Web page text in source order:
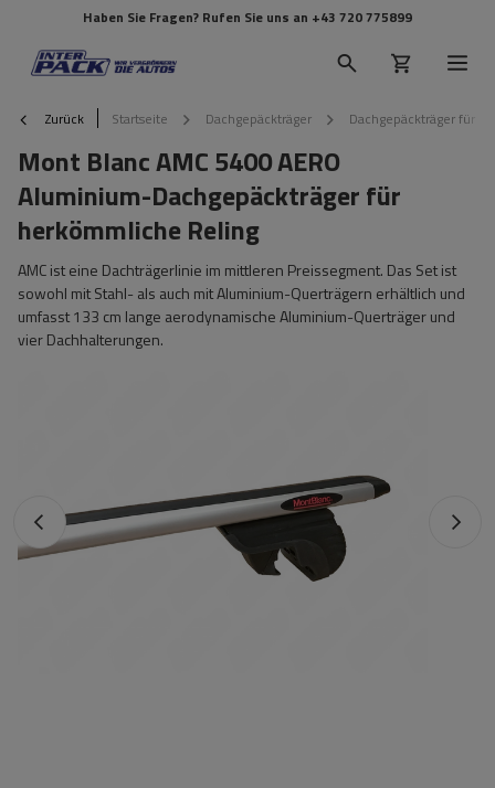
Haben Sie Fragen? Rufen Sie uns an +43 720 775899
Zurück Startseite Dachgepäckträger Dachgepäckträger für
Mont Blanc AMC 5400 AERO
Aluminium-Dachgepäckträger für
herkömmliche Reling
AMC ist eine Dachträgerlinie im mittleren Preissegment. Das Set ist
sowohl mit Stahl- als auch mit Aluminium-Querträgern erhältlich und
umfasst 133 cm lange aerodynamische Aluminium-Querträger und
vier Dachhalterungen.